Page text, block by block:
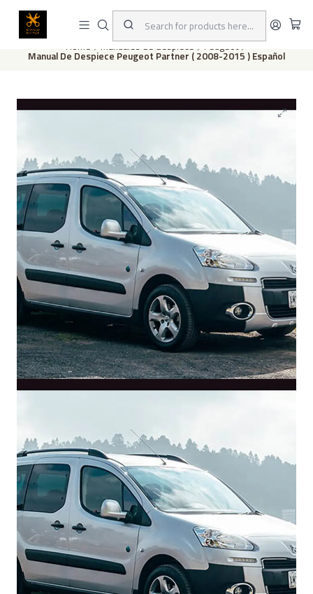
This is the slide text
Home Manuales de despiece Peugeot
Manual De Despiece Peugeot Partner ( 2008-2015 ) Español